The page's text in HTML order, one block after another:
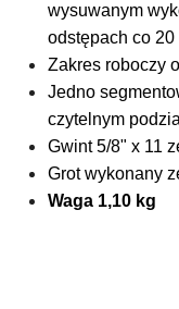
wysuwanym
odstępach co 20
Zakres roboczy
Jedno
czytelnym
Gwint 5/8" x 11
Grot wykonany
Waga 1,10 kg